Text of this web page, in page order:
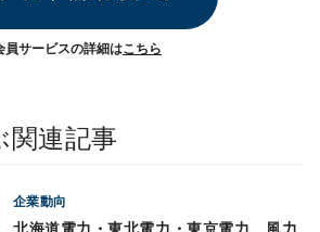
員サービスの詳細はこちら
関連記事
企業動向